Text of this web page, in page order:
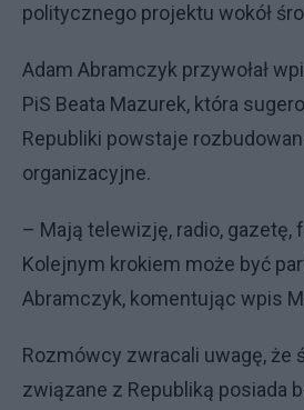
politycznego projektu wokół
Adam Abramczyk przywołał
PiS Beata Mazurek, która
Republiki powstaje
organizacyjne.
– Mają telewizję, radio, gazetę,
Kolejnym krokiem może być
Abramczyk, komentując wpis
Rozmówcy zwracali uwagę, że
związane z Republiką posiada